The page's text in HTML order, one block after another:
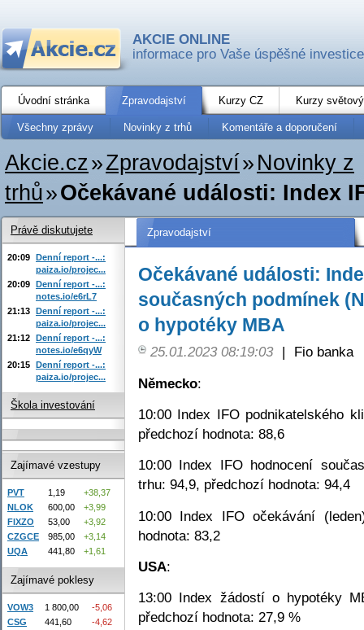
AKCIE ONLINE
informace pro Vaše úspěšné investice
Úvodní stránka Zpravodajství Kurzy CZ Kurzy
Všechny zprávy Novinky z trhů Komentáře a doporučení
Akcie.cz»Zpravodajství» Novinky z
trhů»Očekávané události: Index
Zpravodajství
Očekávané události:
současných podmínek
o hypotéky MBA
25.01.2023 08:19:03 |
Fio banka
Německo:
10:00 Index IFO podnikatelského
předchozí hodnota: 88,6
10:00 Index IFO hodnocení
trhu: 94,9, předchozí hodnota: 94,4
10:00 Index IFO očekávání
hodnota: 83,2
USA:
13:00 Index žádostí o hypotéky
předchozí hodnota: 27,9 %
Právě diskutujete
20:09 Denní report -...:
paiza.io/projec...
20:09 Denní report -...:
notes.io/e6rL7
21:13 Denní report -...:
paiza.io/projec...
21:12 Denní report -...:
notes.io/e6qyW
20:15 Denní report -...:
paiza.io/projec...
Škola investování
Zajímavé vzestupy
PVT 1,19
+38,37
NLOK
600,00
+3,99
FIXZO
53,00
+3,92
CZGCE
985,00
+3,14
UQA
441,80 +1,61
Zajímavé poklesy
VOW3 1 800,00
-5,06
CSG
441,60
-4,62